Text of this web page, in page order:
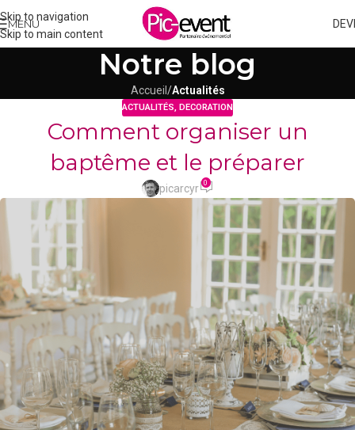
Skip to navigation
Skip to main content
MENU
Notre blog
Accueil /Actualités
ACTUALITÉS, DECORATION
Comment organiser un
baptême et le préparer
picarcyr 0